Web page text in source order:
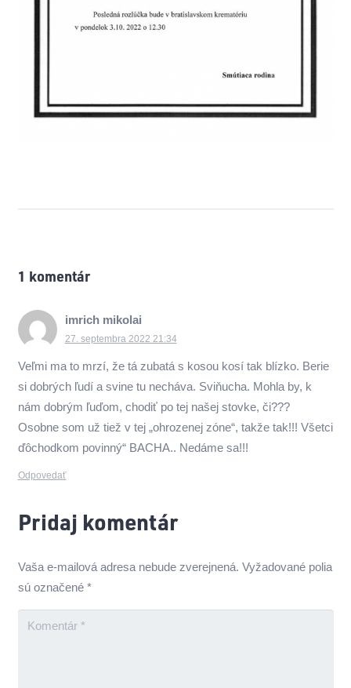
komentár.
imrich mikolai
27. septembra 2022 21:34
Veľmi ma to mrzí, že tá zubatá s kosou kosí tak blízko. Berie
si dobrých ľudí a svine tu necháva. Sviňucha. Mohla by, k
nám dobrým ľuďom, chodiť po tej našej stovke, či???
Osobne som už tiež v tej „ohrozenej zóne“, takže tak!!! Všetci
ďôchodkom povinný“ BACHA.. Nedáme sa!!!
Odpovedať
Pridaj komentár
Vaša e-mailová adresa nebude zverejnená. Vyžadované polia
sú označené *